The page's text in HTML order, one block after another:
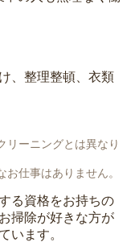
、整理整頓、衣類
リーニングとは異なり
仕事はありません。
る資格をお持ちの
掃除が好きな方が
います。